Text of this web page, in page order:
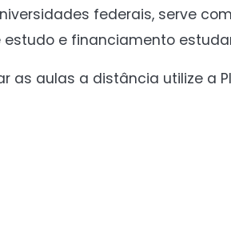
federais, serve
e financiamento
as aulas a distância utilize a